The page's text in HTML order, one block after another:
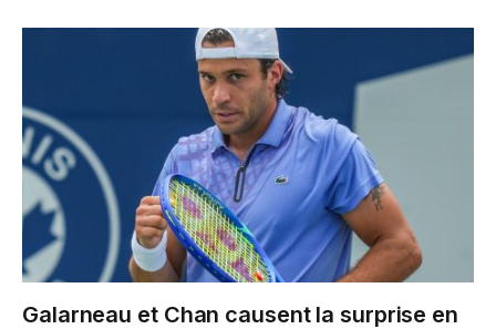
Galarneau et Chan causent la surprise en